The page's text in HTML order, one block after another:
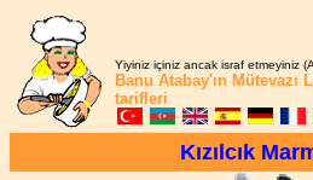
Yiyiniz içiniz ancak israf etmeyiniz
Banu Atabay'ın Mütevazı
tarifleri
Kızılcık